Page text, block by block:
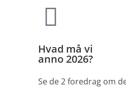
Hvad må vi
anno 2026?
Se de 2 foredrag om